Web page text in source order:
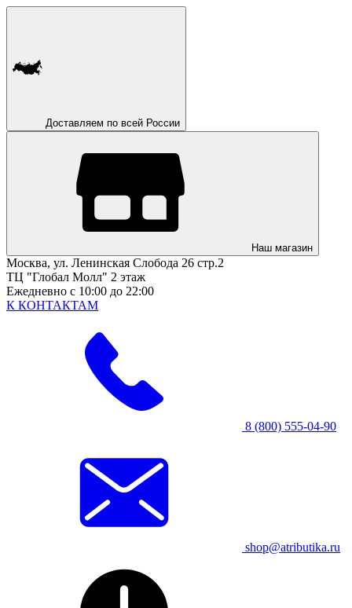
Доставляем по всей России
Наш магазин
Москва, ул. Ленинская Слобода 26 стр.2
ТЦ "Глобал Молл" 2 этаж
Ежедневно с 10:00 до 22:00
К КОНТАКТАМ
8 (800) 555-04-90
shop@atributika.ru